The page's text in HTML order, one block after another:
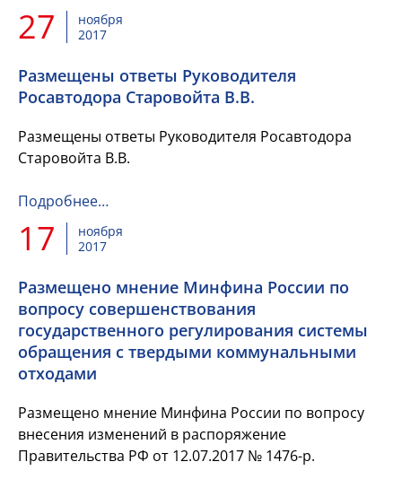
27
ноября
2017
Размещены ответы Руководителя
Росавтодора Старовойта В.В.
Размещены ответы Руководителя Росавтодора
Старовойта В.В.
Подробнее…
17
ноября
2017
Размещено мнение Минфина России по
вопросу совершенствования
государственного регулирования системы
обращения с твердыми коммунальными
отходами
Размещено мнение Минфина России по вопросу
внесения изменений в распоряжение
Правительства РФ от 12.07.2017 № 1476-р.